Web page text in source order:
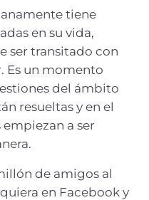
tiene
en su vida,
ser transitado con
Es un momento
del ámbito
resueltas y en el
a ser
de amigos al
en Facebook y